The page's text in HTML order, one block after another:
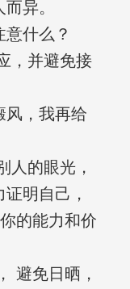
异。
什么？
，并避免接
风，我再给
人的眼光，
明自己，
的能力和价
避免日晒，